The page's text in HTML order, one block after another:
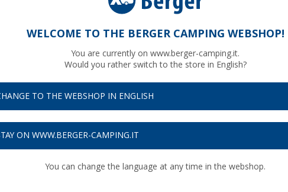
19,
Prezzi IVA
WELCOME TO THE BERGER CAMPING WEBSHOP!
You are currently on www.berger-camping.it.
Would you rather switch to the store in English?
TO THE WEBSHOP IN ENGLISH
ON WWW.BERGER-CAMPING.IT
You can change the language at any time in the webshop.